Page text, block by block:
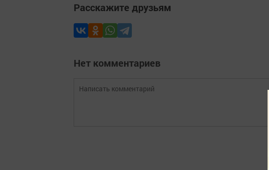
Расскажите друзьям
Нет комментариев